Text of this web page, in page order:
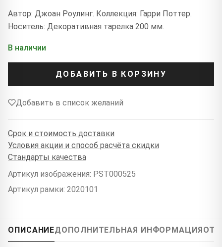
Автор: Джоан Роулинг. Коллекция: Гарри Поттер.
Носитель: Декоративная тарелка 200 мм.
В наличии
ДОБАВИТЬ В КОРЗИНУ
Добавить в список желаний
Срок и стоимость доставки
Условия акции и способ расчёта скидки
Стандарты качества
Артикул изображения: PST000525
Артикул рамки: 2020101
ОПИСАНИЕДОПОЛНИТЕЛЬНАЯ ИНФОРМАЦИЯ